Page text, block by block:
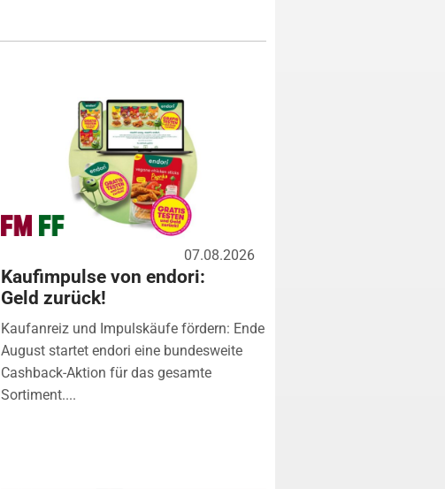
07.08.2026
Kaufimpulse von endori:
Geld zurück!
Kaufanreiz und Impulskäufe fördern: Ende
August startet endori eine bundesweite
Cashback-Aktion für das gesamte
Sortiment....